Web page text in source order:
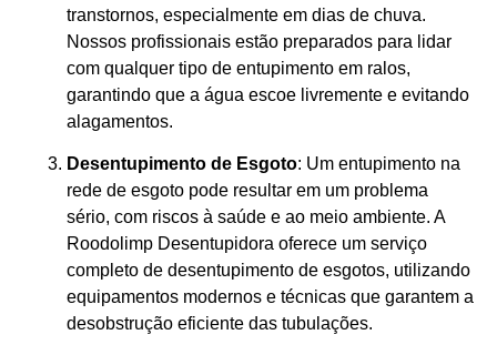
transtornos, especialmente em dias de chuva.
Nossos profissionais estão preparados para lidar
com qualquer tipo de entupimento em ralos,
garantindo que a água escoe livremente e evitando
alagamentos.
Desentupimento de Esgoto: Um entupimento na
rede de esgoto pode resultar em um problema
sério, com riscos à saúde e ao meio ambiente. A
Roodolimp Desentupidora oferece um serviço
completo de desentupimento de esgotos, utilizando
equipamentos modernos e técnicas que garantem a
desobstrução eficiente das tubulações.